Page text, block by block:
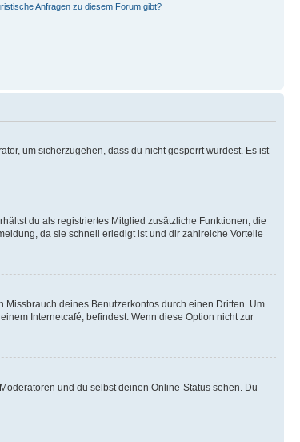
Anfragen zu diesem Forum gibt?
um sicherzugehen, dass du nicht gesperrt wurdest. Es ist
du als registriertes Mitglied zusätzliche Funktionen, die
da sie schnell erledigt ist und dir zahlreiche Vorteile
deines Benutzerkontos durch einen Dritten. Um
Internetcafé, befindest. Wenn diese Option nicht zur
und du selbst deinen Online-Status sehen. Du